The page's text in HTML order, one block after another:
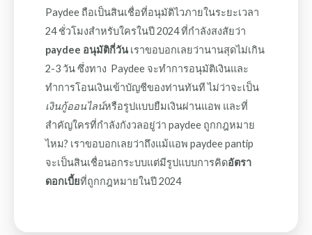
Paydee ถือเป็นสินเชื่อที่อนุมัติไวภายในระยะเวลา
24 ชั่วโมงสำหรับใครในปี 2024 ที่กำลังสงสัยว่า
paydee อนุมัติกี่วันเราขอบอกเลยว่านานสุดไม่เกิน
2-3 วัน ซึ่งทาง Paydee จะทำการอนุมัติเงินและ
ทำการโอนเงินเข้าบัญชีของท่านทันที ไม่ว่าจะเป็น
เงินกู้ออนไลน์หรือรูปแบบยืมเงินผ่านแอพ และที่
สำคัญใครที่กำลังกังวลอยู่ว่า paydee ถูกกฎหมาย
ไหม? เราขอบอกเลยว่าถึงแม้แอพ paydee pantip
จะเป็นสินเชื่อนอกระบบแต่มีรูปแบบการคิดอัตรา
ดอกเบี้ยที่ถูกกฎหมายในปี 2024